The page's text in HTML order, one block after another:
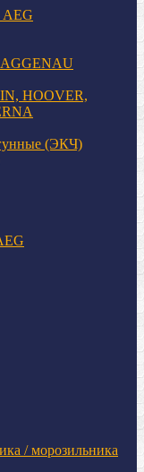
HOOVER,
(ЭКЧ)
/ морозильника